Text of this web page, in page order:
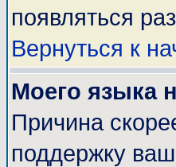
появляться
Вернуться к
Моего языка
Причина
поддержку